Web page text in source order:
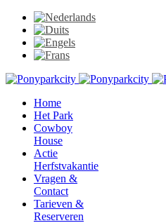
Home
Het Park
Cowboy
House
Actie
Herfstvakantie
Vragen &
Contact
Tarieven &
Reserveren